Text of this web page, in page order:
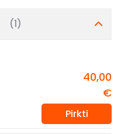
(1)
40,00
€
Pirkti